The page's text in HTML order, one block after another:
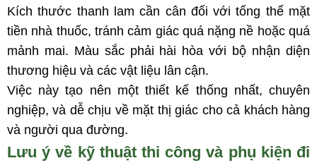
Kích thước thanh lam cần cân đối với tổng thể mặt
tiền nhà thuốc, tránh cảm giác quá nặng nề hoặc quá
mảnh mai. Màu sắc phải hài hòa với bộ nhận diện
thương hiệu và các vật liệu lân cận.
Việc này tạo nên một thiết kế thống nhất, chuyên
nghiệp, và dễ chịu về mặt thị giác cho cả khách hàng
và người qua đường.
Lưu ý về kỹ thuật thi công và phụ kiện đi